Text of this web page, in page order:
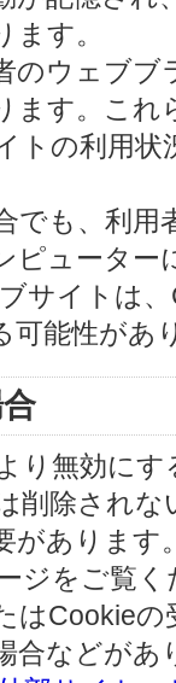
す。
のウェブ
ます。こ
トの利用
でも、利用
ピュータ
サイトは
可能性があ
り無効に
削除され
があります
ジをご覧く
はCookie
合などが